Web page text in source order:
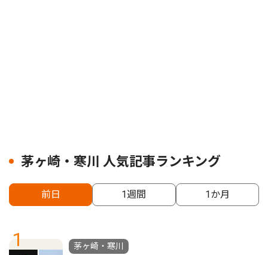
茅ヶ崎・寒川 人気記事ランキング
前日 1週間 1か月
1
茅ヶ崎・寒川